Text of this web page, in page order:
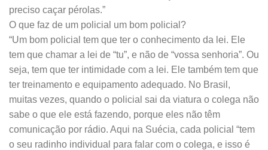
preciso caçar pérolas.”
O que faz de um policial um bom policial?
“Um bom policial tem que ter o conhecimento da lei. Ele
tem que chamar a lei de “tu”, e não de “vossa senhoria”. Ou
seja, tem que ter intimidade com a lei. Ele também tem que
ter treinamento e equipamento adequado. No Brasil,
muitas vezes, quando o policial sai da viatura o colega não
sabe o que ele está fazendo, porque eles não têm
comunicação por rádio. Aqui na Suécia, cada policial “tem
o seu radinho individual para falar com o colega, e isso é